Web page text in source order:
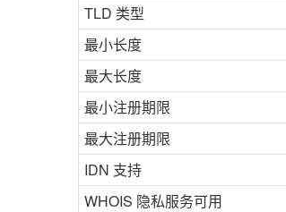
TLD 类型
最小长度
最大长度
最小注册期限
最大注册期限
IDN 支持
WHOIS 隐私服务可用